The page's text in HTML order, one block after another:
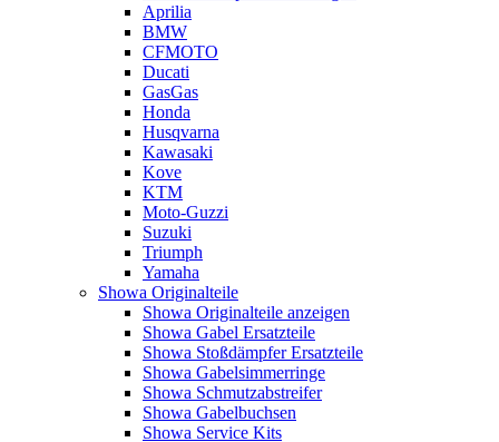
Aprilia
BMW
CFMOTO
Ducati
GasGas
Honda
Husqvarna
Kawasaki
Kove
KTM
Moto-Guzzi
Suzuki
Triumph
Yamaha
Showa Originalteile
Showa Originalteile anzeigen
Showa Gabel Ersatzteile
Showa Stoßdämpfer Ersatzteile
Showa Gabelsimmerringe
Showa Schmutzabstreifer
Showa Gabelbuchsen
Showa Service Kits